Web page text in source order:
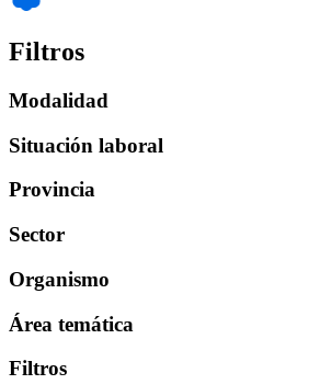
Filtros
Modalidad
Situación laboral
Provincia
Sector
Organismo
Área temática
Filtros